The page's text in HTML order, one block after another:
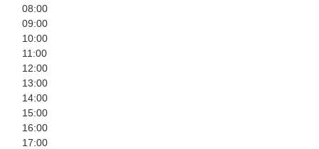
08:00
09:00
10:00
11:00
12:00
13:00
14:00
15:00
16:00
17:00